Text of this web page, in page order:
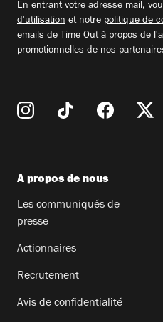
En entrant votre adresse mail,
d'utilisation et notre politique de
emails de Time Out à propos de
promotionnelles de nos
A propos de nous
Les communiqués de
presse
Actionnaires
Recrutement
Avis de confidentialité